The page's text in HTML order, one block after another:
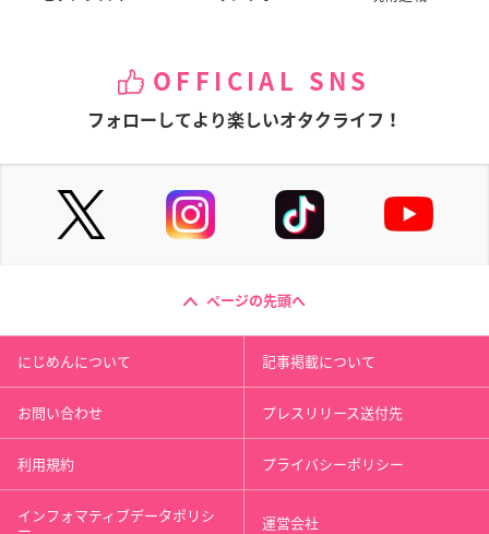
OFFICIAL SNS
フォローしてより楽しいオタクライフ！
ページの先頭へ
にじめんについて 記事掲載について
お問い合わせ プレスリリース送付先
利用規約 プライバシーポリシー
インフォマティブデータポリシ 運営会社